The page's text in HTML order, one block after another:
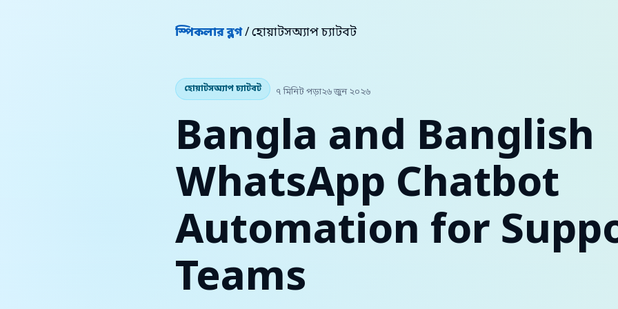
স্পিকলার ব্লগ/ হোয়াটসঅ্যাপ চ্যাটবট
হোয়াটসঅ্যাপ চ্যাটবট ৭ মিনিট পড়া২৬ জুন ২০২৬
Bangla and Banglish
WhatsApp Chatbot
Automation for
Teams